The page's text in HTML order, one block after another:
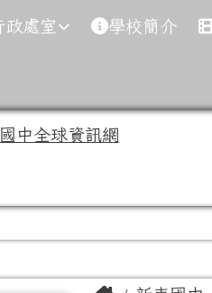
新東國中
政處室 學校簡介